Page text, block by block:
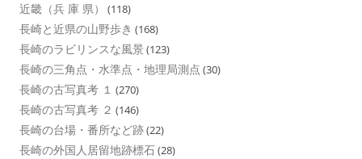
近畿（兵 庫 県） (118)
長崎と近県の山野歩き (168)
長崎のラビリンスな風景 (123)
長崎の三角点・水準点・地理局測点 (30)
長崎の古写真考 １ (270)
長崎の古写真考 ２ (146)
長崎の台場・番所など跡(22)
長崎の外国人居留地跡標石(28)